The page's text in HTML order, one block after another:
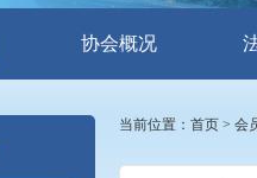
协会概况
当前位置： 首页 > 会